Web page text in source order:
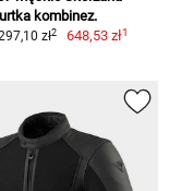
kombinez.
zł2 648,53 zł1